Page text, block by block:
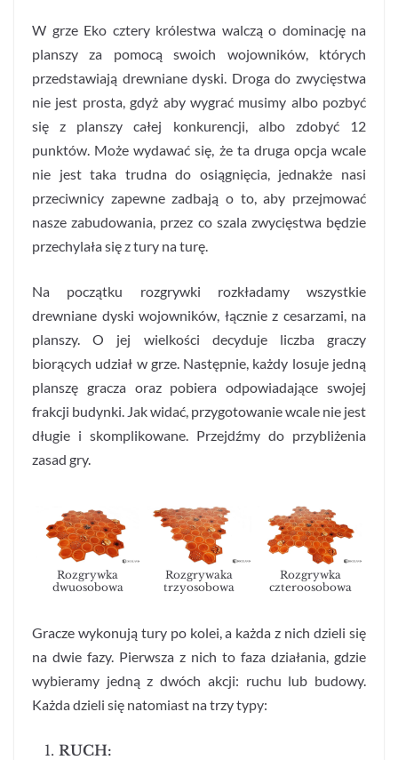
W grze Eko cztery królestwa walczą o dominację na
planszy za pomocą swoich wojowników, których
przedstawiają drewniane dyski. Droga do zwycięstwa
nie jest prosta, gdyż aby wygrać musimy albo pozbyć
się z planszy całej konkurencji, albo zdobyć 12
punktów. Może wydawać się, że ta druga opcja wcale
nie jest taka trudna do osiągnięcia, jednakże nasi
przeciwnicy zapewne zadbają o to, aby przejmować
nasze zabudowania, przez co szala zwycięstwa będzie
przechylała się z tury na turę.
Na początku rozgrywki rozkładamy wszystkie
drewniane dyski wojowników, łącznie z cesarzami, na
planszy. O jej wielkości decyduje liczba graczy
biorących udział w grze. Następnie, każdy losuje jedną
planszę gracza oraz pobiera odpowiadające swojej
frakcji budynki. Jak widać, przygotowanie wcale nie jest
długie i skomplikowane. Przejdźmy do przybliżenia
zasad gry.
Rozgrywka
dwuosobowa
Rozgrywaka
trzyosobowa
Rozgrywka
czteroosobowa
Gracze wykonują tury po kolei, a każda z nich dzieli się
na dwie fazy. Pierwsza z nich to faza działania, gdzie
wybieramy jedną z dwóch akcji: ruchu lub budowy.
Każda dzieli się natomiast na trzy typy:
RUCH: